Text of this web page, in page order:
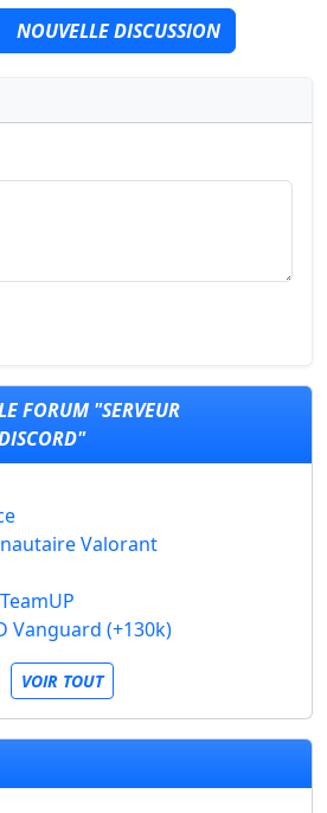
NOUVELLE DISCUSSION
FORUM "SERVEUR
Valorant
Vanguard (+130k)
VOIR TOUT